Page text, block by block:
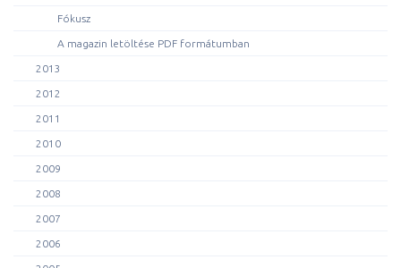
Fókusz
A magazin letöltése PDF formátumban
2013
2012
2011
2010
2009
2008
2007
2006